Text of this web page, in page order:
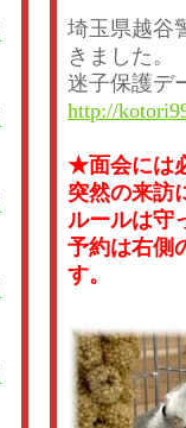
埼玉県越谷
きました。
迷子保護デ
http://
★面会には
突然の来訪
ルールは守
予約は右側
す。